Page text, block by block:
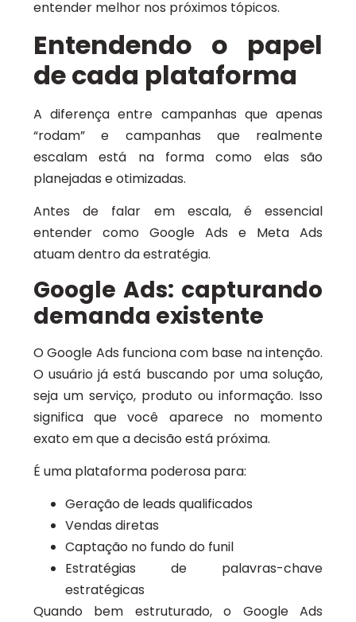
entender melhor nos próximos tópicos.
Entendendo o papel
de cada plataforma
A diferença entre campanhas que apenas
“rodam” e campanhas que realmente
escalam está na forma como elas são
planejadas e otimizadas.
Antes de falar em escala, é essencial
entender como Google Ads e Meta Ads
atuam dentro da estratégia.
Google Ads: capturando
demanda existente
O Google Ads funciona com base na intenção.
O usuário já está buscando por uma solução,
seja um serviço, produto ou informação. Isso
significa que você aparece no momento
exato em que a decisão está próxima.
É uma plataforma poderosa para:
Geração de leads qualificados
Vendas diretas
Captação no fundo do funil
Estratégias de palavras-chave
estratégicas
Quando bem estruturado, o Google Ads